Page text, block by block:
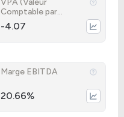
VPA (Valeur
Comptable par
Action)
-4.07
Marge EBITDA
20.66%